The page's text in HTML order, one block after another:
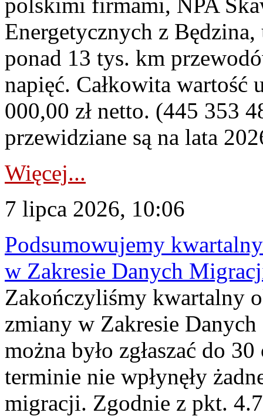
Energetycznych z
ponad 13 tys. km
napięć. Całkowita
000,00 zł netto. (445 353
przewidziane są na lata
Więcej...
7 lipca 2026, 10:06
Podsumowujemy
w Zakresie Danych
Zakończyliśmy kwartalny
zmiany w Zakresie
można było zgłaszać do
terminie nie wpłynęły
migracji. Zgodnie z pkt.